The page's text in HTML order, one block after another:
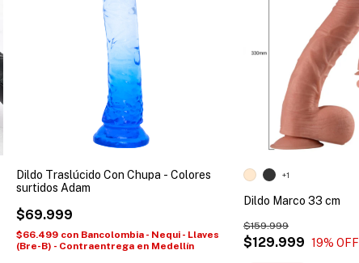
Dildo Traslúcido Con Chupa - Colores
surtidos Adam
$69.999
$66.499 con Bancolombia - Nequi - Llaves
(Bre-B) - Contraentrega en Medellín
Dildo Marco 33 cm
$129.999
$159.999
19% OFF
+1